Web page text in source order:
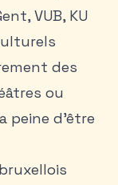
VUB, KU
des
ou
peine d’être